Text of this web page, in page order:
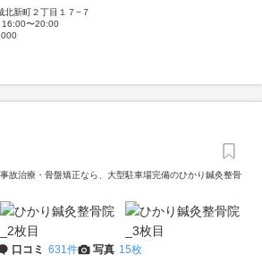
北新町２丁目１７−７
〜20:00
故治療・骨盤矯正なら、大型駐車場完備のひかり鍼灸整骨
口コミ 631件 写真 15枚